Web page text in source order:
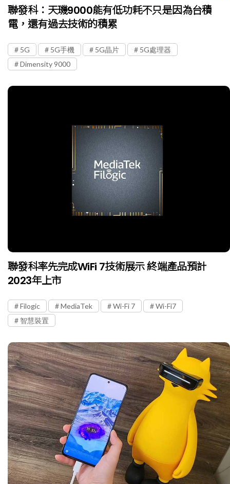
聯發科：天璣9000能有低功耗不只是因為台積
電，還有過去技術的積累
5G 5G手機 5G晶片
5G處理器
Dimensity 9000
聯發科率先完成WiFi 7技術展示 終端產品預計
2023年上市
Filogic MediaTek Wi-Fi 7
Wi-Fi7
智慧裝置